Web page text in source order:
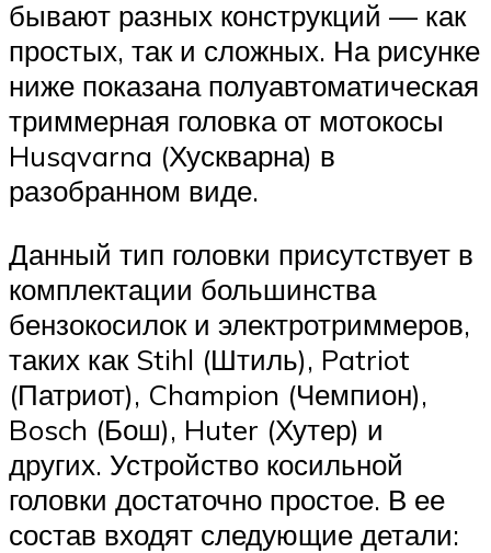
бывают разных конструкций — как
простых, так и сложных. На рисунке
ниже показана полуавтоматическая
триммерная головка от мотокосы
Husqvarna (Хускварна) в
разобранном виде.
Данный тип головки присутствует в
комплектации большинства
бензокосилок и электротриммеров,
таких как Stihl (Штиль), Patriot
(Патриот), Champion (Чемпион),
Bosch (Бош), Huter (Хутер) и
других. Устройство косильной
головки достаточно простое. В ее
состав входят следующие детали: